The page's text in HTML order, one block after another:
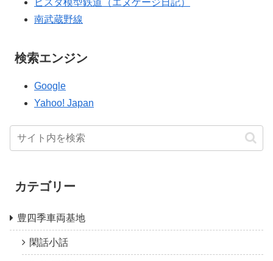
ビスタ模型鉄道（エヌゲージ日記）
南武蔵野線
検索エンジン
Google
Yahoo! Japan
カテゴリー
豊四季車両基地
閑話小話